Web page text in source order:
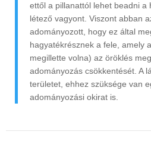
ettől a pillanattól lehet beadni
létező vagyont. Viszont abban
adományozott, hogy ez által
hagyatékrésznek a fele, amely
megillette volna) az öröklés
adományozás csökkentését. A
területet, ehhez szüksége van
adományozási okirat is.